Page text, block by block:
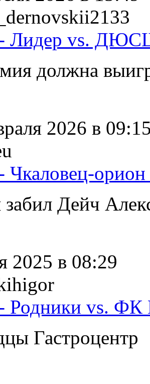
Лидер vs.
должна
2026 в
Чкаловец-
забил Дейч
2025 в 08:29
Родники vs. ФК
Гастроцентр